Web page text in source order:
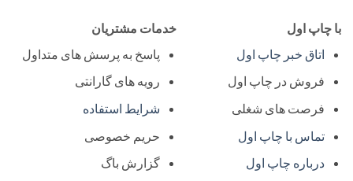
با چاپ اول
اتاق خبر چاپ اول
فروش در چاپ اول
فرصت های شغلی
تماس با چاپ اول
درباره چاپ اول
خدمات مشتریان
پاسخ به پرسش های متداول
رویه های گارانتی
شرایط استفاده
حریم خصوصی
گزارش باگ